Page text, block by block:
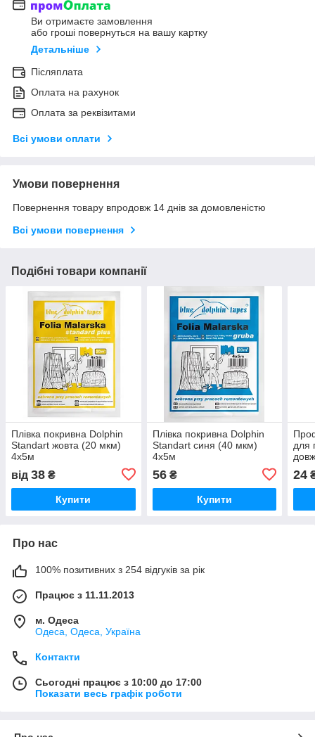
Ви отримаєте замовлення
або гроші повернуться на вашу картку
Детальніше
Післяплата
Оплата на рахунок
Оплата за реквізитами
Всі умови оплати
Умови повернення
Повернення товару впродовж 14 днів за домовленістю
Всі умови повернення
Подібні товари компанії
Плівка покривна Dolphin
Standart жовта (20 мкм)
4х5м
від 38 ₴
Купити
Плівка покривна Dolphin
Standart синя (40 мкм)
4х5м
56₴
Купити
для
24
Про нас
100% позитивних з 254 відгуків за рік
Працює з 11.11.2013
м. Одеса
Одеса, Одеса, Україна
Контакти
Сьогодні працює з 10:00 до 17:00
Показати весь графік роботи